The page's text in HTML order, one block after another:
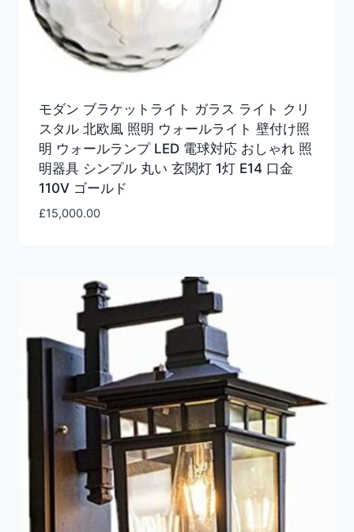
モダン ブラケットライト ガラス ライト クリ
スタル 北欧風 照明 ウォールライト 壁付け照
明 ウォールランプ LED 電球対応 おしゃれ 照
明器具 シンプル 丸い 玄関灯 1灯 E14 口金
110V ゴールド
£15,000.00